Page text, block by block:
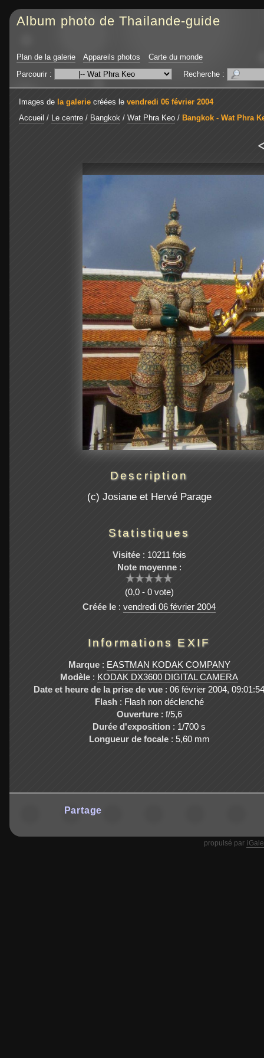
Album photo de Thailande-guide
Plan de la galerie Appareils photos
Carte du monde
Parcourir :
Recherche :
Images de la galerie créées le vendredi 06 février 2004
Accueil / Le centre / Bangkok / Wat Phra Keo / Bangkok - Wat Phra
Description
(c) Josiane et Hervé Parage
Statistiques
Visitée: 10211 fois
Note moyenne:
(0,0 - 0 vote)
Créée le : vendredi 06 février 2004
Informations EXIF
Marque: EASTMAN KODAK COMPANY
Modèle : KODAK DX3600 DIGITAL CAMERA
Date et heure de la prise de vue : 06 février 2004, 09:01:54
Flash: Flash non déclenché
Ouverture: f/5,6
Durée d'exposition : 1/700 s
Longueur de focale: 5,60 mm
Partage
propulsé par